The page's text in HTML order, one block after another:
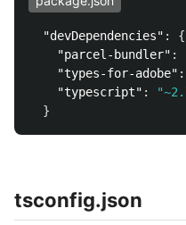
"devDependencies" :
{
"parcel-bundler" :
"types-for-adobe" :
"typescript" :
}
tsconfig.json